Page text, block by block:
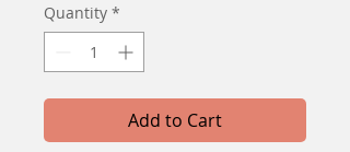
Quantity *
Add to Cart